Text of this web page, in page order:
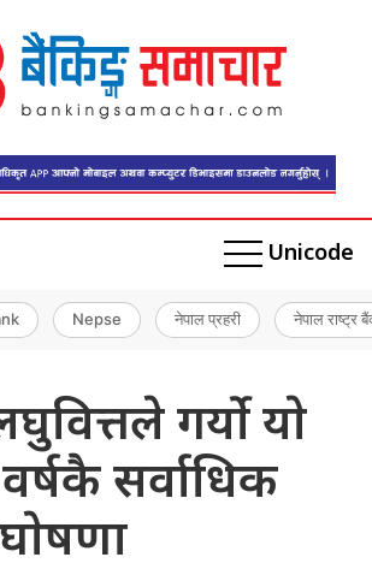
Unicode
Nepse नेपाल प्रहरी नेपाल राष्ट्र
गर्यो याे
सर्वाधिक